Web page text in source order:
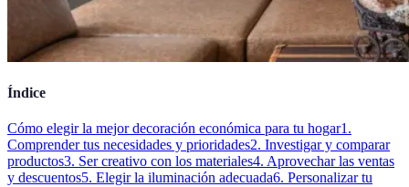
Índice
Cómo elegir la mejor decoración económica para tu hogar1.
Comprender tus necesidades y prioridades2. Investigar y comparar
productos3. Ser creativo con los materiales4. Aprovechar las ventas
y descuentos5. Elegir la iluminación adecuada6. Personalizar tu